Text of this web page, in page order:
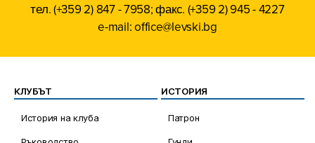
тел. (+359 2) 847 - 7958; факс. (+359 2) 945 - 4227
e-mail: office@levski.bg
КЛУБЪТ
История на клуба
ИСТОРИЯ
Патрон